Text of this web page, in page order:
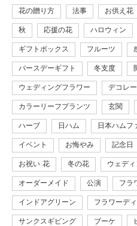
花の贈り方 法事 お供え花
秋 応援の花 ハロウィン
ギフトボックス フルーツ
バースデーギフト 冬支度
ウェディングフラワー デコレ
カラーリーフプランツ 玄関
ハーブ 日ハム 日本ハムフ
イベント お悔やみ 記念日
お祝い 花 冬の花 ウェディ
オーダーメイド 公演 フラ
インドアグリーン フラワーデ
サンクスギビング ブーケ